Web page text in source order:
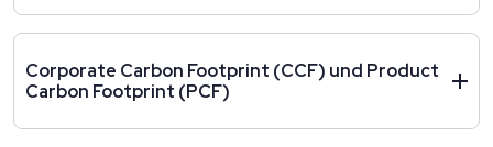
Corporate Carbon Footprint (CCF) und Product
Carbon Footprint (PCF)